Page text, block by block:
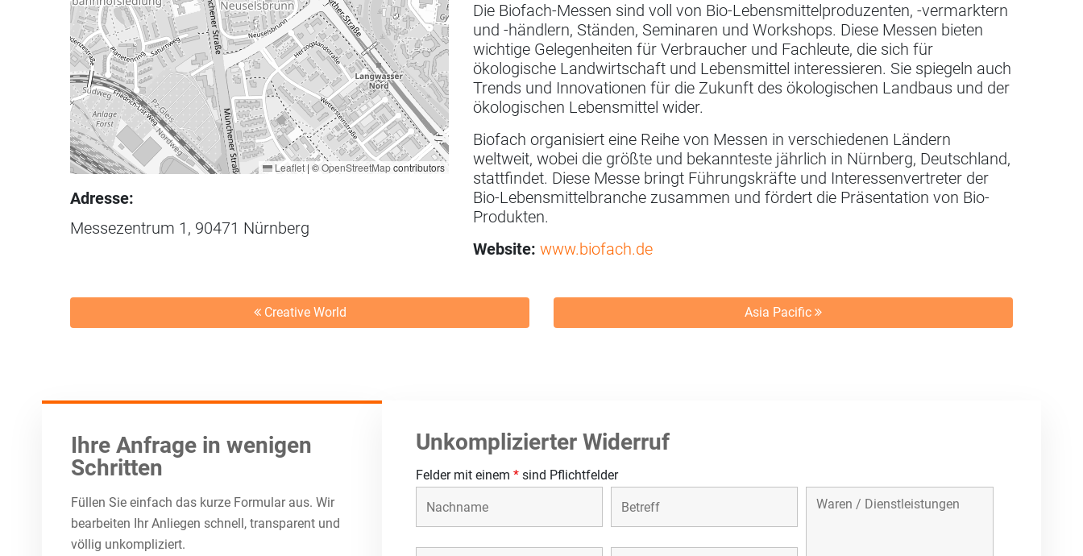
Leaflet | ©OpenStreetMapcontributors
Adresse:
Messezentrum 1, 90471 Nürnberg
Die Biofach-Messen sind voll von Bio-Lebensmittelproduzenten, -vermarktern
und -händlern, Ständen, Seminaren und Workshops. Diese Messen bieten
wichtige Gelegenheiten für Verbraucher und Fachleute, die sich für
ökologische Landwirtschaft und Lebensmittel interessieren. Sie spiegeln auch
Trends und Innovationen für die Zukunft des ökologischen Landbaus und der
ökologischen Lebensmittel wider.
Biofach organisiert eine Reihe von Messen in verschiedenen Ländern
weltweit, wobei die größte und bekannteste jährlich in Nürnberg, Deutschland,
stattfindet. Diese Messe bringt Führungskräfte und Interessenvertreter der
Bio-Lebensmittelbranche zusammen und fördert die Präsentation von Bio-
Produkten.
Website: www.biofach.de
Creative World Asia Pacific
Ihre Anfrage in wenigen
Schritten
Füllen Sie einfach das kurze Formular aus. Wir
bearbeiten Ihr Anliegen schnell, transparent und
völlig unkompliziert.
Unkomplizierter Widerruf
Felder mit einem *sind Pflichtfelder